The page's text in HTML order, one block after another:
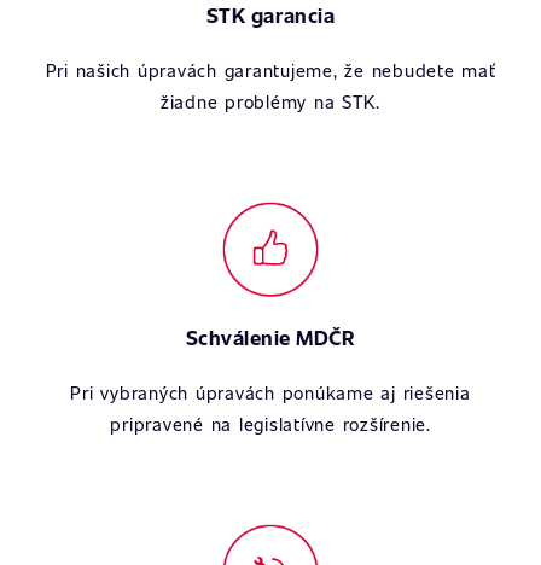
STK garancia
Pri našich úpravách garantujeme, že nebudete mať
žiadne problémy na STK.
Schválenie MDČR
Pri vybraných úpravách ponúkame aj riešenia
pripravené na legislatívne rozšírenie.